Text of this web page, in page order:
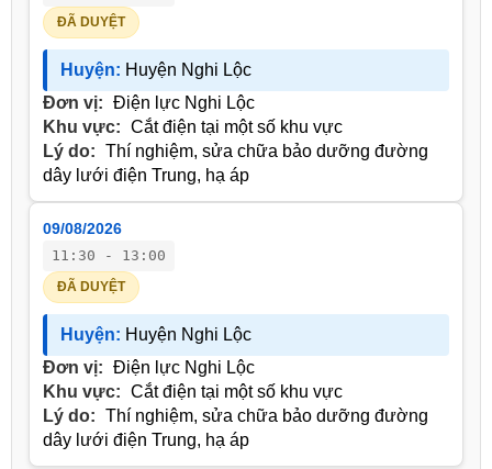
ĐÃ DUYỆT
Huyện: Huyện Nghi Lộc
Đơn vị: Điện lực Nghi Lộc
Khu vực: Cắt điện tại một số khu vực
Lý do: Thí nghiệm, sửa chữa bảo dưỡng đường
dây lưới điện Trung, hạ áp
09/08/2026
11:30 - 13:00
ĐÃ DUYỆT
Huyện: Huyện Nghi Lộc
Đơn vị: Điện lực Nghi Lộc
Khu vực: Cắt điện tại một số khu vực
Lý do: Thí nghiệm, sửa chữa bảo dưỡng đường
dây lưới điện Trung, hạ áp